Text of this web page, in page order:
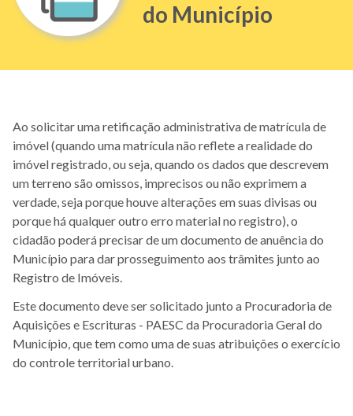
do Município
Ao solicitar uma retificação administrativa de matrícula de
imóvel (quando uma matrícula não reflete a realidade do
imóvel registrado, ou seja, quando os dados que descrevem
um terreno são omissos, imprecisos ou não exprimem a
verdade, seja porque houve alterações em suas divisas ou
porque há qualquer outro erro material no registro), o
cidadão poderá precisar de um documento de anuência do
Município para dar prosseguimento aos trâmites junto ao
Registro de Imóveis.
Este documento deve ser solicitado junto a Procuradoria de
Aquisições e Escrituras - PAESC da Procuradoria Geral do
Município, que tem como uma de suas atribuições o exercício
do controle territorial urbano.